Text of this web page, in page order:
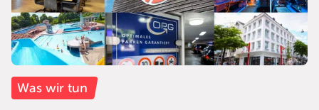
Was wir tun